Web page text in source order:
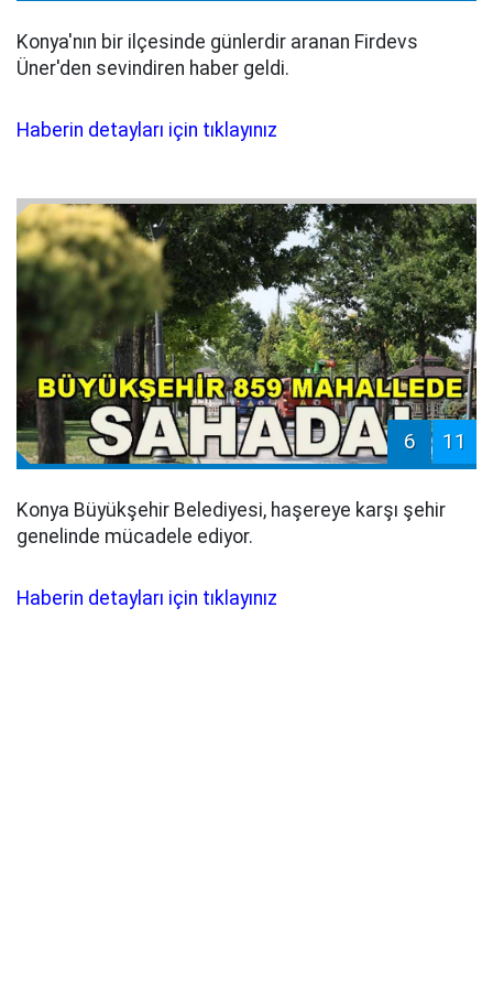
Konya'nın bir ilçesinde günlerdir aranan Firdevs
Üner'den sevindiren haber geldi.
Haberin detayları için tıklayınız
6 11
Konya Büyükşehir Belediyesi, haşereye karşı şehir
genelinde mücadele ediyor.
Haberin detayları için tıklayınız